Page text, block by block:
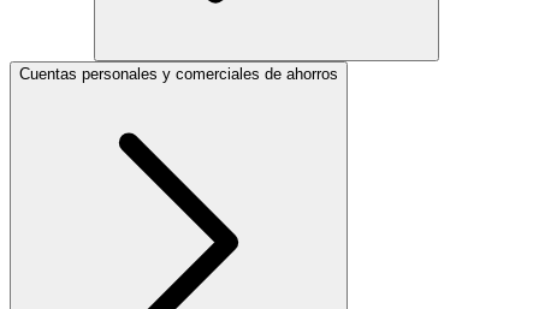
Cuentas personales y comerciales de ahorros